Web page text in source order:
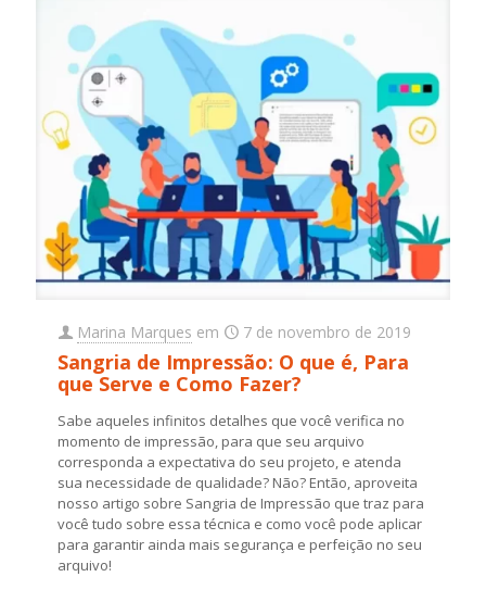
Marina Marques em 7 de novembro de 2019
Sangria de Impressão: O que é, Para
que Serve e Como Fazer?
Sabe aqueles infinitos detalhes que você verifica no
momento de impressão, para que seu arquivo
corresponda a expectativa do seu projeto, e atenda
sua necessidade de qualidade? Não? Então, aproveita
nosso artigo sobre Sangria de Impressão que traz para
você tudo sobre essa técnica e como você pode aplicar
para garantir ainda mais segurança e perfeição no seu
arquivo!